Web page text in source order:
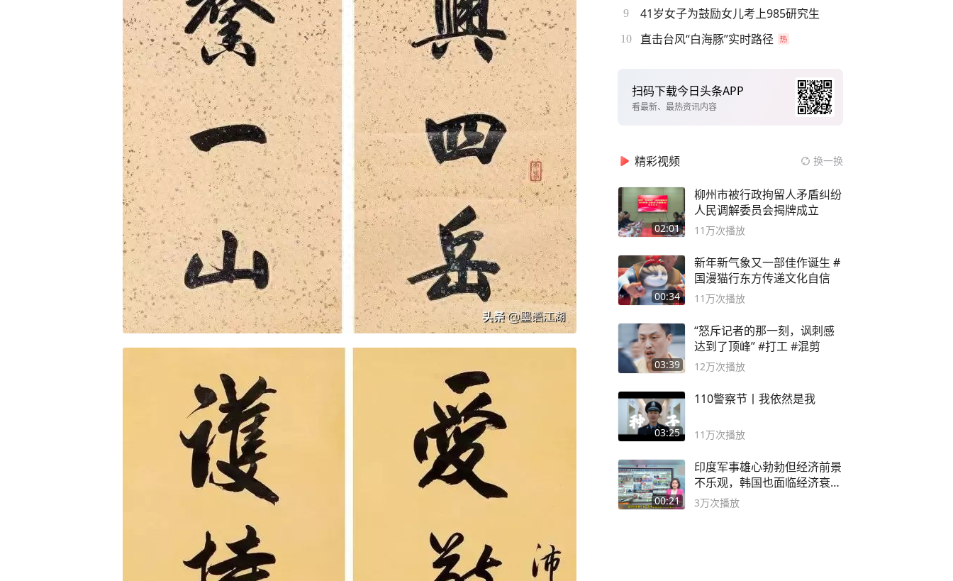
9 41岁女子为鼓励女儿考上985研究生
10 直击台风“白海豚”实时路径
扫码下载今日头条APP
看最新、最热资讯内容
精彩视频 换一换
02:01
柳州市被行政拘留人矛盾纠纷
人民调解委员会揭牌成立
11万次播放
00:34
新年新气象又一部佳作诞生 #
国漫猫行东方传递文化自信
11万次播放
03:39
“怒斥记者的那一刻，讽刺感
达到了顶峰” #打工 #混剪
12万次播放
03:25
110警察节丨我依然是我
11万次播放
00:21
印度军事雄心勃勃但经济前景
不乐观，韩国也面临经济衰退
风险
3万次播放